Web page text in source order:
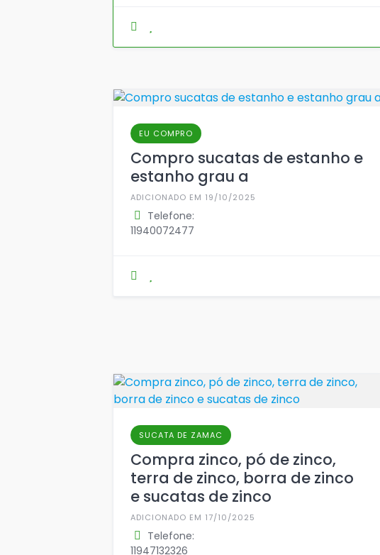
EU COMPRO
Compro sucatas de estanho e
estanho grau a
ADICIONADO EM 19/10/2025
Telefone:
11940072477
SUCATA DE ZAMAC
Compra zinco, pó de zinco,
terra de zinco, borra de zinco
e sucatas de zinco
ADICIONADO EM 17/10/2025
Telefone:
11947132326